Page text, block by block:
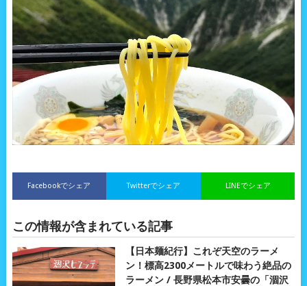
Facebookでシェア LINEでシェア
Twitterでシェア
この情報が含まれている記事
【日本麺紀行】これぞ天空のラーメ
ン！標高2300メートルで味わう絶品の
ラーメン / 長野県松本市安曇の「涸沢